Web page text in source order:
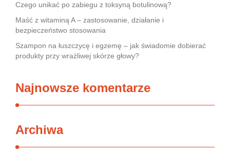
Czego unikać po zabiegu z toksyną botulinową?
Maść z witaminą A – zastosowanie, działanie i
bezpieczeństwo stosowania
Szampon na łuszczycę i egzemę – jak świadomie dobierać
produkty przy wrażliwej skórze głowy?
Najnowsze komentarze
Archiwa